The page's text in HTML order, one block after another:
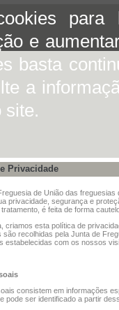
para
e
basta
a
site.
Privacidade
de União das
privacidade, segurança e
é feita de forma
criamos esta política de
são recolhidas pela Junta de
estabelecidas com os nossos
consistem em informações
pode ser identificado a partir